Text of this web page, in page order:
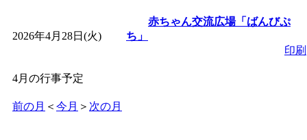
みなづる号乗車体
」
2026年4月28日(火)
赤ちゃん交流広場「ばんびぷ
ち」
印刷
4月の行事予定
前の月 ＜ 今月 ＞ 次の月